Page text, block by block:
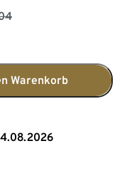
Warenkorb